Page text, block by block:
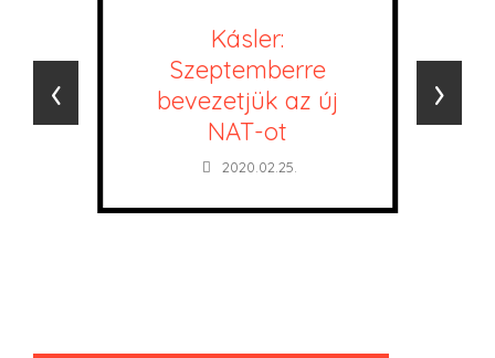
Kásler:
Szeptemberre
bevezetjük az új
NAT-ot
2020.02.25.
‹ ›